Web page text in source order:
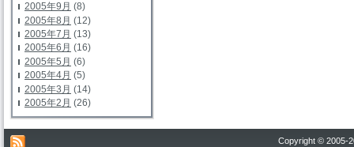
2005年9月 (8)
2005年8月 (12)
2005年7月 (13)
2005年6月 (16)
2005年5月 (6)
2005年4月 (5)
2005年3月 (14)
2005年2月 (26)
Copyright © 2005-